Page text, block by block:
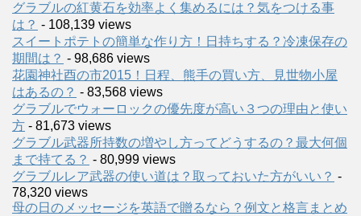
グラブルの紅黄石を効率よく集めるには？気をつける事
は？ - 108,139 views
スイートポテトの簡単な作り方！日持ちする？冷凍保存の
期間は？ - 98,686 views
花園神社酉の市2015！日程、熊手の買い方、見世物小屋
はあるの？ - 83,568 views
グラブルでウォーロックの優先度が高い３つの理由と使い
方 - 81,673 views
グラブル武器所持数の増やし方ってどうするの？最大何個
まで持てる？ - 80,999 views
グラブルレア武器の使い道は？取っておいた方がいい？ -
78,320 views
母の日のメッセージを英語で贈るなら？例文と格言まとめ